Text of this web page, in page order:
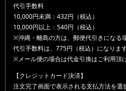
代引手数料
10,000円未満：432円（税込）
10,000円以上：540円（税込）
※沖縄・離島の方は、郵便代引きになる
代引手数料は、775円（税込）になります
※メール便の場合は代金引換はご利用頂
【クレジットカード決済】
注文完了画面で表示される支払方法を